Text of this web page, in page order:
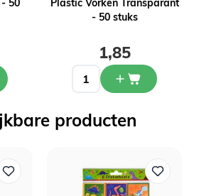
50
Plastic Vorken Transparant
- 50 stuks
1,85
producten